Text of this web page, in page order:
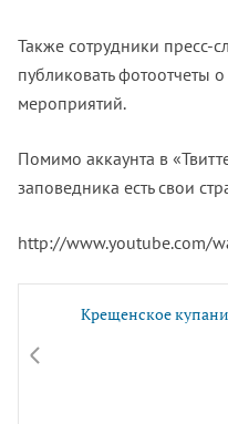
Также сотрудники пресс-
публиковать фотоотчеты
мероприятий.
Помимо аккаунта в
заповедника есть свои
http://www.youtube.com/
Крещенское